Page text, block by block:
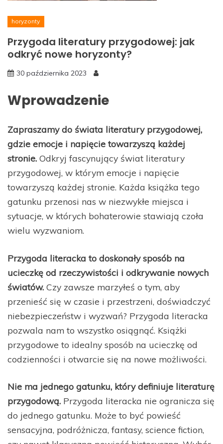
horyzonty
Przygoda literatury przygodowej: jak
odkryć nowe horyzonty?
30 października 2023
Wprowadzenie
Zapraszamy do świata literatury przygodowej,
gdzie emocje i napięcie towarzyszą każdej
stronie. Odkryj fascynujący świat literatury
przygodowej, w którym emocje i napięcie
towarzyszą każdej stronie. Każda książka tego
gatunku przenosi nas w niezwykłe miejsca i
sytuacje, w których bohaterowie stawiają czoła
wielu wyzwaniom.
Przygoda literacka to doskonały sposób na
ucieczkę od rzeczywistości i odkrywanie nowych
światów. Czy zawsze marzyłeś o tym, aby
przenieść się w czasie i przestrzeni, doświadczyć
niebezpieczeństw i wyzwań? Przygoda literacka
pozwala nam to wszystko osiągnąć. Książki
przygodowe to idealny sposób na ucieczkę od
codzienności i otwarcie się na nowe możliwości.
Nie ma jednego gatunku, który definiuje literaturę
przygodową. Przygoda literacka nie ogranicza się
do jednego gatunku. Może to być powieść
sensacyjna, podróżnicza, fantasy, science fiction,